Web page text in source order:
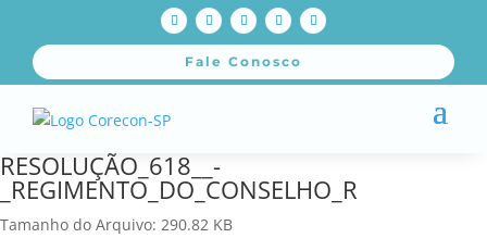
Fale Conosco
RESOLUÇÃO_618__-
_REGIMENTO_DO_CONSELHO_R
Tamanho do Arquivo: 290.82 KB